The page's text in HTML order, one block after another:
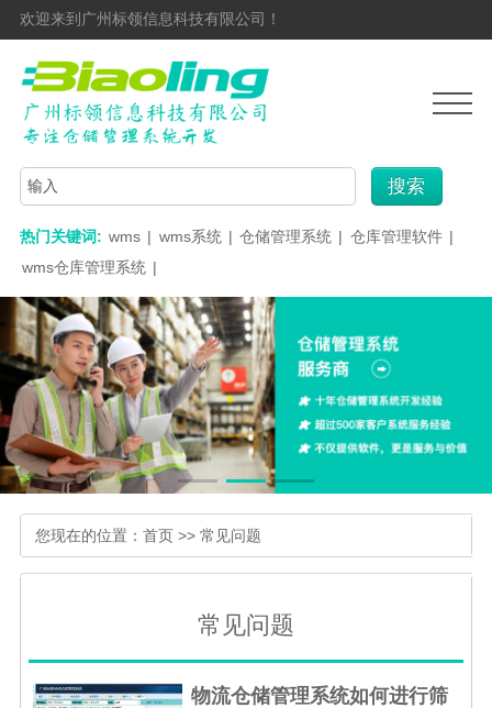
欢迎来到广州标领信息科技有限公司！
搜索
热门关键词: wms | wms系统 | 仓储管理系统 | 仓库管理软件 |
wms仓库管理系统 |
您现在的位置：首页 >>常见问题
常见问题
物流仓储管理系统如何进行筛